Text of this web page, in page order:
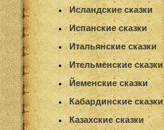
Исландские сказки
Испанские сказки
Итальянские сказки
Ительменские сказки
Йеменские сказки
Кабардинские сказки
Казахские сказки